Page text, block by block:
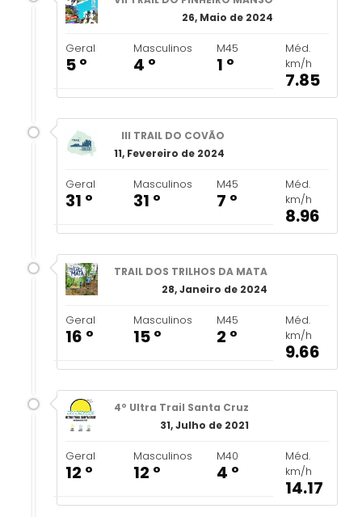
26, Maio de 2024
Geral
5 º
Masculinos
4 º
M45
1 º
Méd.
km/h
7.85
III TRAIL DO COVÃO
11, Fevereiro de 2024
Geral
31 º
Masculinos
31 º
M45
7 º
Méd.
km/h
8.96
TRAIL DOS TRILHOS DA MATA
28, Janeiro de 2024
Geral
16 º
Masculinos
15 º
M45
2 º
Méd.
km/h
9.66
4º Ultra Trail Santa Cruz
31, Julho de 2021
Geral
12 º
Masculinos
12 º
M40
4 º
Méd.
km/h
14.17